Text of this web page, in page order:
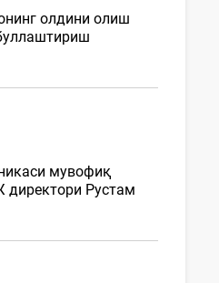
олдини олиш
мувофиқ
директори Рустам